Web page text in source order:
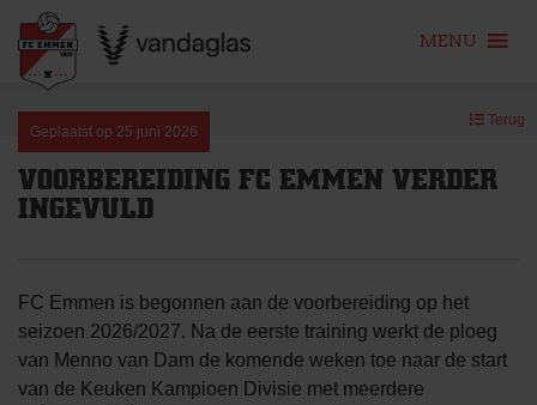
content
MENU
Geplaatst op 25 juni 2026
Terug
VOORBEREIDING FC EMMEN VERDER
INGEVULD
FC Emmen is begonnen aan de voorbereiding op het
seizoen 2026/2027. Na de eerste training werkt de ploeg
van Menno van Dam de komende weken toe naar de start
van de Keuken Kampioen Divisie met meerdere